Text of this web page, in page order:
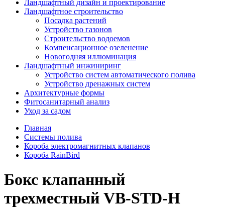
Ландшафтный дизайн и проектирование
Ландшафтное строительство
Посадка растений
Устройство газонов
Строительство водоемов
Компенсационное озеленение
Новогодняя иллюминация
Ландшафтный инжиниринг
Устройство систем автоматического полива
Устройство дренажных систем
Aрхитектурные формы
Фитосанитарный анализ
Уход за садом
Главная
Системы полива
Короба электромагнитных клапанов
Короба RainBird
Бокс клапанный
трехместный VB-STD-H